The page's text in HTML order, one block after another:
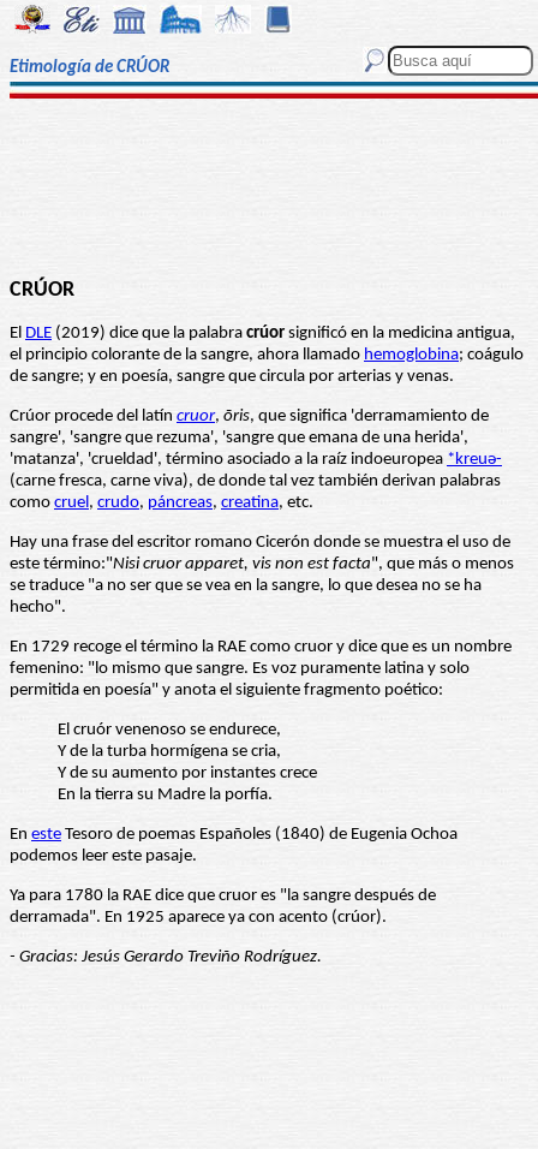
Etimología de CRÚOR
CRÚOR
El DLE (2019) dice que la palabra crúor significó en la medicina antigua,
el principio colorante de la sangre, ahora llamado hemoglobina; coágulo
de sangre; y en poesía, sangre que circula por arterias y venas.
Crúor procede del latín cruor, ōris, que significa 'derramamiento de
sangre', 'sangre que rezuma', 'sangre que emana de una herida',
'matanza', 'crueldad', término asociado a la raíz indoeuropea ‌‌*kreuə-
(carne fresca, carne viva), de donde tal vez también derivan palabras
como cruel, crudo, páncreas, creatina, etc.
Hay una frase del escritor romano Cicerón donde se muestra el uso de
este término:"Nisi cruor apparet, vis non est facta", que más o menos
se traduce "a no ser que se vea en la sangre, lo que desea no se ha
hecho".
En 1729 recoge el término la RAE como cruor y dice que es un nombre
femenino: "lo mismo que sangre. Es voz puramente latina y solo
permitida en poesía" y anota el siguiente fragmento poético:
El cruór venenoso se endurece,
Y de la turba hormígena se cria,
Y de su aumento por instantes crece
En la tierra su Madre la porfía.
En este Tesoro de poemas Españoles (1840) de Eugenia Ochoa
podemos leer este pasaje.
Ya para 1780 la RAE dice que cruor es "la sangre después de
derramada". En 1925 aparece ya con acento (crúor).
- Gracias: Jesús Gerardo Treviño Rodríguez.